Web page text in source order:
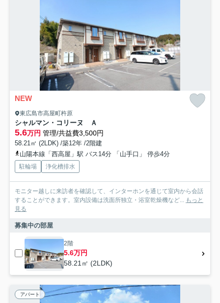
NEW
東広島市高屋町杵原
シャルマン・コリーヌ Ａ
5.6万円 管理/共益費3,500円
58.21㎡ (2LDK) /築12年 /2階建
山陽本線「西高屋」駅 バス14分 「山手口」 停歩4分
駐輪場 浄化槽排水
モニター越しに来訪者を確認して、インターホンを通じて室内から会話
することができます。室内設備は洗面所独立・浴室乾燥機など... もっと
見る
募集中の部屋
2階
5.6万円
58.21㎡ (2LDK)
アパート